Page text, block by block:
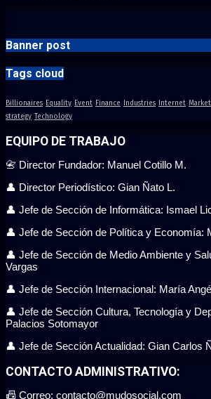
Banner post
Tags cloud
Billionaires Equality Event Finance Industries Internet
strategy Technology
EQUIPO DE TRABAJO
📇 Director Fundador: Manuel Cotillo M.
👤 Director Periodístico: Gian Ñato L.
👤 Jefe de Sección de Informática: Ismael
👤 Jefe de Sección de Política y Economía:
👤 Jefe de Sección de Medio Ambiente y
Vargas
👤 Jefe de Sección Internacional: María
👤 Jefe de Sección Cultura, Tecnología y
Palacios Sotomayor
👤 Jefe de Sección Actualidad: Gian Carlos
CONTACTO ADMINISTRATIVO:
📠 Correo: contacto@mudosocial.com